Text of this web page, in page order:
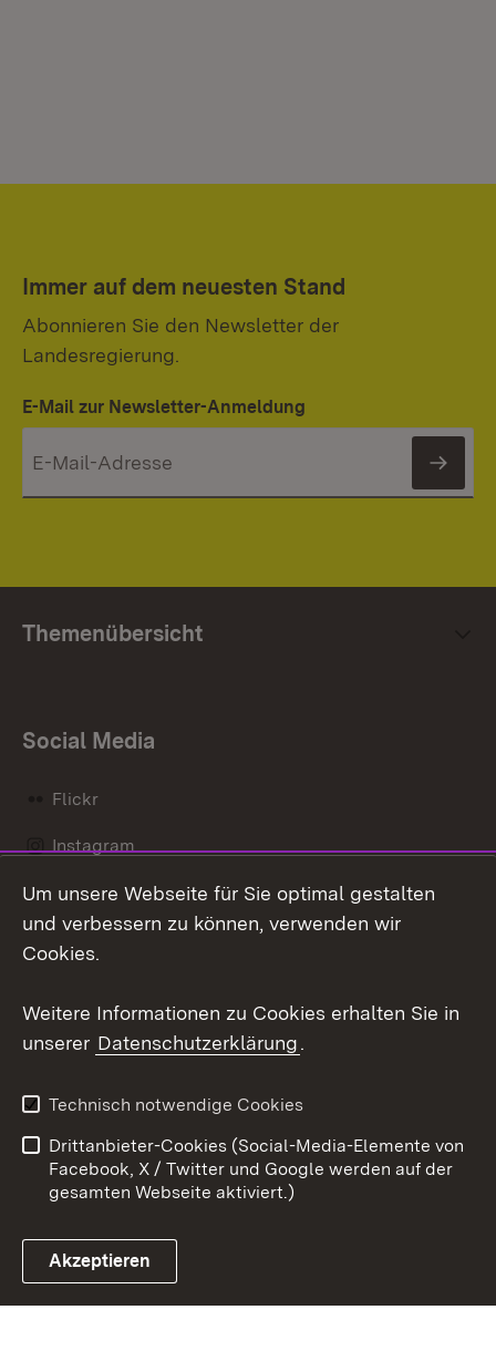
Immer auf dem neuesten Stand
Abonnieren Sie den Newsletter der
Landesregierung.
E-Mail zur Newsletter-Anmeldung
Themenübersicht
Social Media
Flickr
Instagram
Social Wall
Link zum Landesportal
Barrierefreiheit
Benutzungshinweise
Impressum
Cookies
Um unsere Webseite für Sie optimal gestalten
und verbessern zu können, verwenden wir
Cookies.
Weitere Informationen zu Cookies erhalten Sie in
unserer Datenschutzerklärung.
Technisch notwendige Cookies
Drittanbieter-Cookies (Social-Media-Elemente von
Facebook, X / Twitter und Google werden auf der
gesamten Webseite aktiviert.)
Akzeptieren